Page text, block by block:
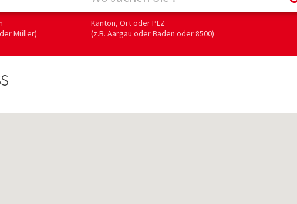
Müller)
Kanton, Ort oder PLZ
(z.B. Aargau oder Baden oder 8500)